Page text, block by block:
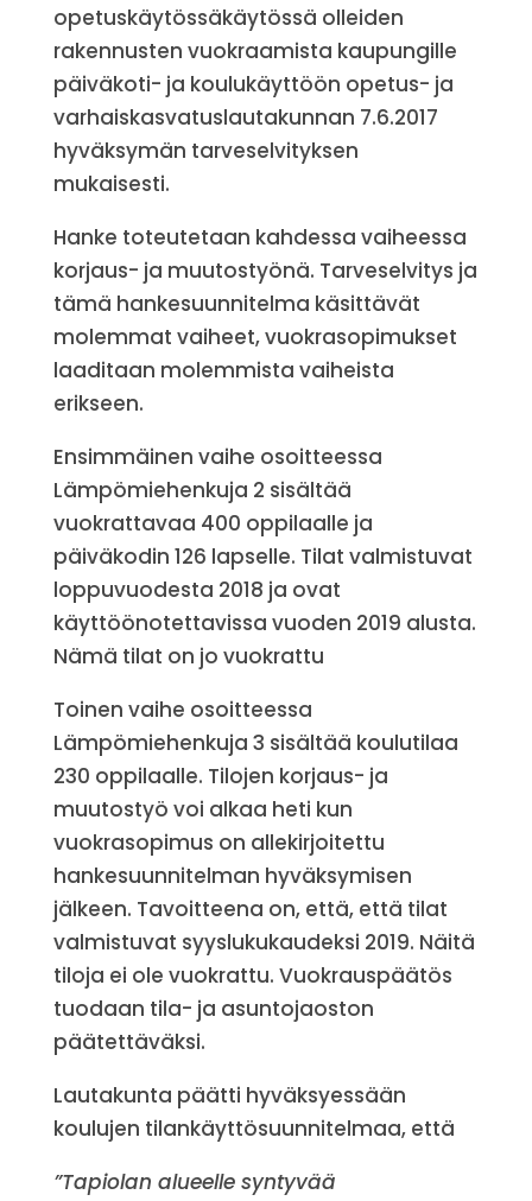
opetuskäytössäkäytössä olleiden
rakennusten vuokraamista kaupungille
päiväkoti- ja koulukäyttöön opetus- ja
varhaiskasvatuslautakunnan 7.6.2017
hyväksymän tarveselvityksen
mukaisesti.
Hanke toteutetaan kahdessa vaiheessa
korjaus- ja muutostyönä. Tarveselvitys ja
tämä hankesuunnitelma käsittävät
molemmat vaiheet, vuokrasopimukset
laaditaan molemmista vaiheista
erikseen.
Ensimmäinen vaihe osoitteessa
Lämpömiehenkuja 2 sisältää
vuokrattavaa 400 oppilaalle ja
päiväkodin 126 lapselle. Tilat valmistuvat
loppuvuodesta 2018 ja ovat
käyttöönotettavissa vuoden 2019 alusta.
Nämä tilat on jo vuokrattu
Toinen vaihe osoitteessa
Lämpömiehenkuja 3 sisältää koulutilaa
230 oppilaalle. Tilojen korjaus- ja
muutostyö voi alkaa heti kun
vuokrasopimus on allekirjoitettu
hankesuunnitelman hyväksymisen
jälkeen. Tavoitteena on, että, että tilat
valmistuvat syyslukukaudeksi 2019. Näitä
tiloja ei ole vuokrattu. Vuokrauspäätös
tuodaan tila- ja asuntojaoston
päätettäväksi.
Lautakunta päätti hyväksyessään
koulujen tilankäyttösuunnitelmaa, että
”Tapiolan alueelle syntyvää